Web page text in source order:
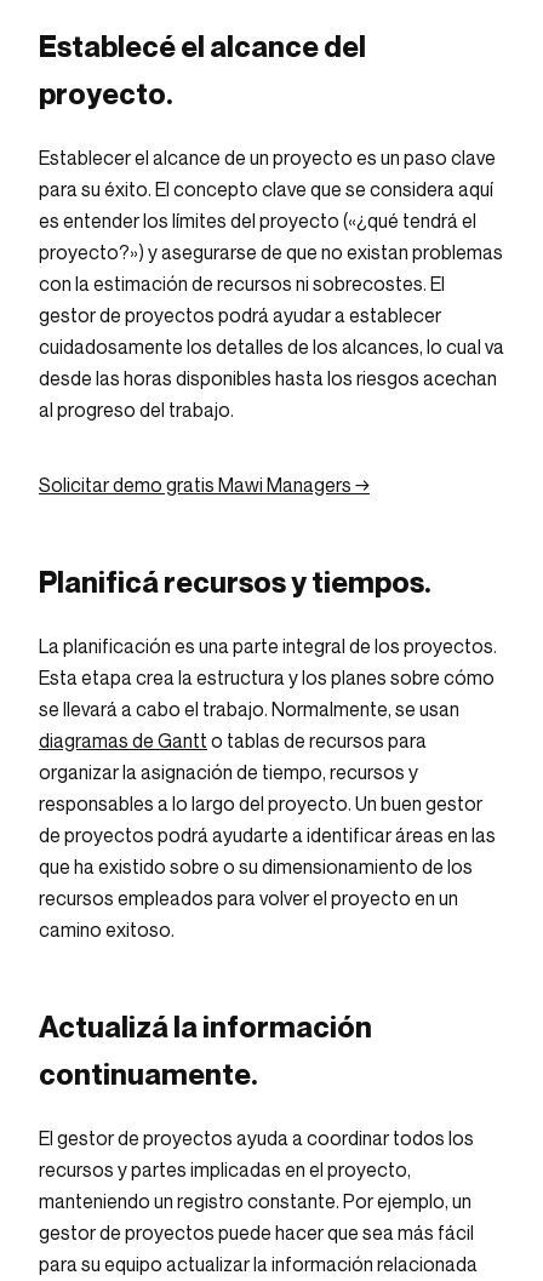
Establecé el alcance del
proyecto.
Establecer el alcance de un proyecto es un paso clave
para su éxito. El concepto clave que se considera aquí
es entender los límites del proyecto («¿qué tendrá el
proyecto?») y asegurarse de que no existan problemas
con la estimación de recursos ni sobrecostes. El
gestor de proyectos podrá ayudar a establecer
cuidadosamente los detalles de los alcances, lo cual va
desde las horas disponibles hasta los riesgos acechan
al progreso del trabajo.
Solicitar demo gratis Mawi Managers →
Planificá recursos y tiempos.
La planificación es una parte integral de los proyectos.
Esta etapa crea la estructura y los planes sobre cómo
se llevará a cabo el trabajo. Normalmente, se usan
diagramas de Gantt o tablas de recursos para
organizar la asignación de tiempo, recursos y
responsables a lo largo del proyecto. Un buen gestor
de proyectos podrá ayudarte a identificar áreas en las
que ha existido sobre o su dimensionamiento de los
recursos empleados para volver el proyecto en un
camino exitoso.
Actualizá la información
continuamente.
El gestor de proyectos ayuda a coordinar todos los
recursos y partes implicadas en el proyecto,
manteniendo un registro constante. Por ejemplo, un
gestor de proyectos puede hacer que sea más fácil
para su equipo actualizar la información relacionada